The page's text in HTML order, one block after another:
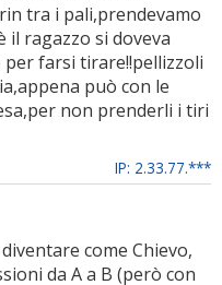
tra i pali,prendevamo
il ragazzo si doveva
farsi tirare!!pellizzoli
può con le
non prenderli i tiri
IP: 2.33.77.***
come Chievo,
da A a B (però con